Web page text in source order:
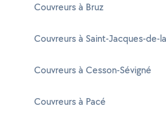
Couvreurs à Bruz
Couvreurs à Saint-Jacques-de-
Couvreurs à Cesson-Sévigné
Couvreurs à Pacé